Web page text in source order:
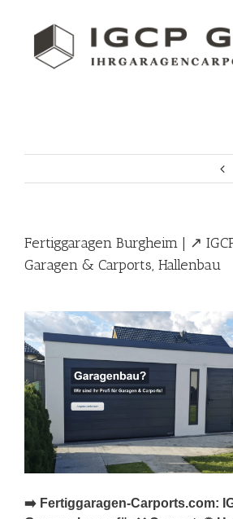
Fertiggaragen Burgheim | ↗️
Garagen & Carports, Hallenbau
➡️ Fertiggaragen-Carports.com: